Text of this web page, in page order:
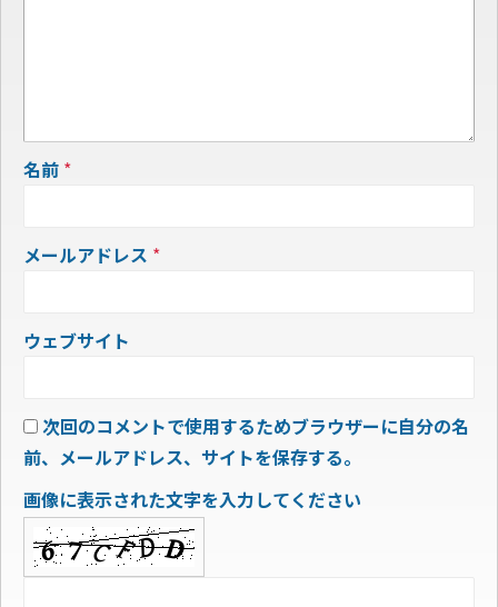
名前 *
メールアドレス *
ウェブサイト
次回のコメントで使用するためブラウザーに自分の名
前、メールアドレス、サイトを保存する。
画像に表示された文字を入力してください